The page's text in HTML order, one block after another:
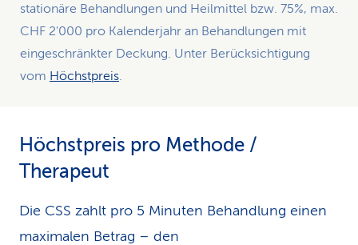
stationäre Behandlungen und Heilmittel bzw. 75%, max.
CHF 2'000 pro Kalenderjahr an Behandlungen mit
eingeschränkter Deckung. Unter Berücksichtigung
vom Höchstpreis.
Höchstpreis pro Methode /
Therapeut
Die CSS zahlt pro 5 Minuten Behandlung einen
maximalen Betrag – den